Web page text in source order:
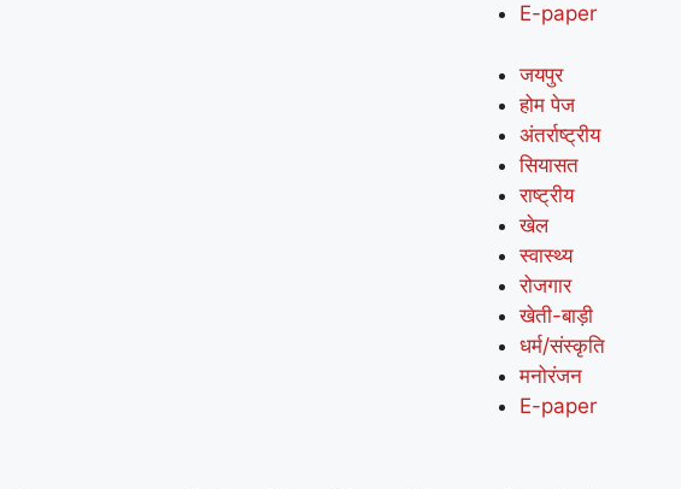
E-paper
जयपुर
होम पेज
अंतर्राष्ट्रीय
सियासत
राष्ट्रीय
खेल
स्वास्थ्य
रोजगार
खेती-बाड़ी
धर्म/संस्कृति
मनोरंजन
E-paper